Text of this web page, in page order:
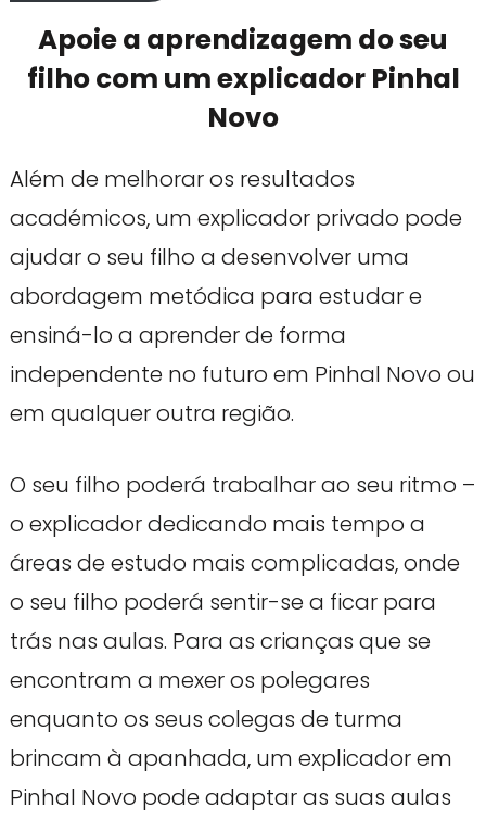
Apoie a aprendizagem do seu
filho com um explicador Pinhal
Novo
Além de melhorar os resultados
académicos, um explicador privado pode
ajudar o seu filho a desenvolver uma
abordagem metódica para estudar e
ensiná-lo a aprender de forma
independente no futuro em Pinhal Novo ou
em qualquer outra região.
O seu filho poderá trabalhar ao seu ritmo –
o explicador dedicando mais tempo a
áreas de estudo mais complicadas, onde
o seu filho poderá sentir-se a ficar para
trás nas aulas. Para as crianças que se
encontram a mexer os polegares
enquanto os seus colegas de turma
brincam à apanhada, um explicador em
Pinhal Novo pode adaptar as suas aulas